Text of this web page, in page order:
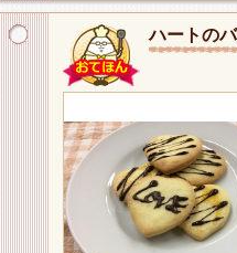
ハートの